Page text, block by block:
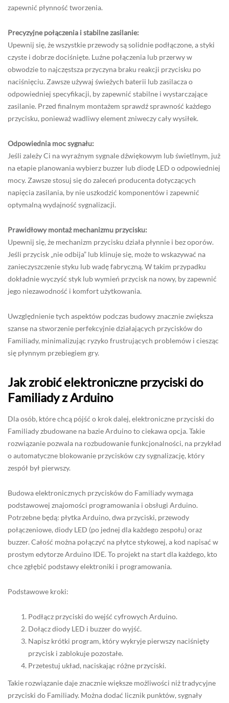
zapewnić płynność tworzenia.
Precyzyjne połączenia i stabilne zasilanie:
Upewnij się, że wszystkie przewody są solidnie podłączone, a styki
czyste i dobrze dociśnięte. Luźne połączenia lub przerwy w
obwodzie to najczęstsza przyczyna braku reakcji przycisku po
naciśnięciu. Zawsze używaj świeżych baterii lub zasilacza o
odpowiedniej specyfikacji, by zapewnić stabilne i wystarczające
zasilanie. Przed finalnym montażem sprawdź sprawność każdego
przycisku, ponieważ wadliwy element zniweczy cały wysiłek.
Odpowiednia moc sygnału:
Jeśli zależy Ci na wyraźnym sygnale dźwiękowym lub świetlnym, już
na etapie planowania wybierz buzzer lub diodę LED o odpowiedniej
mocy. Zawsze stosuj się do zaleceń producenta dotyczących
napięcia zasilania, by nie uszkodzić komponentów i zapewnić
optymalną wydajność sygnalizacji.
Prawidłowy montaż mechanizmu przycisku:
Upewnij się, że mechanizm przycisku działa płynnie i bez oporów.
Jeśli przycisk „nie odbija” lub klinuje się, może to wskazywać na
zanieczyszczenie styku lub wadę fabryczną. W takim przypadku
dokładnie wyczyść styk lub wymień przycisk na nowy, by zapewnić
jego niezawodność i komfort użytkowania.
Uwzględnienie tych aspektów podczas budowy znacznie zwiększa
szanse na stworzenie perfekcyjnie działających przycisków do
Familiady, minimalizując ryzyko frustrujących problemów i ciesząc
się płynnym przebiegiem gry.
Jak zrobić elektroniczne przyciski do
Familiady z Arduino
Dla osób, które chcą pójść o krok dalej, elektroniczne przyciski do
Familiady zbudowane na bazie Arduino to ciekawa opcja. Takie
rozwiązanie pozwala na rozbudowanie funkcjonalności, na przykład
o automatyczne blokowanie przycisków czy sygnalizację, który
zespół był pierwszy.
Budowa elektronicznych przycisków do Familiady wymaga
podstawowej znajomości programowania i obsługi Arduino.
Potrzebne będą: płytka Arduino, dwa przyciski, przewody
połączeniowe, diody LED (po jednej dla każdego zespołu) oraz
buzzer. Całość można połączyć na płytce stykowej, a kod napisać w
prostym edytorze Arduino IDE. To projekt na start dla każdego, kto
chce zgłębić podstawy elektroniki i programowania.
Podstawowe kroki:
Podłącz przyciski do wejść cyfrowych Arduino.
Dołącz diody LED i buzzer do wyjść.
Napisz krótki program, który wykryje pierwszy naciśnięty
przycisk i zablokuje pozostałe.
Przetestuj układ, naciskając różne przyciski.
Takie rozwiązanie daje znacznie większe możliwości niż tradycyjne
przyciski do Familiady. Można dodać licznik punktów, sygnały